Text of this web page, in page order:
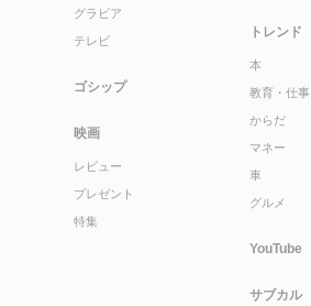
グラビア
テレビ
ゴシップ
映画
レビュー
プレゼント
特集
トレンド
本
教育・仕事
からだ
マネー
車
グルメ
YouTube
サブカル